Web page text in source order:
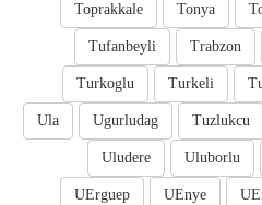
Tonya
Toprakkale
Trabzon
Tufanbeyli
Turkeli
Turkoglu
Tuzlukcu
Ugurludag
Ula
Uluborlu
Uludere
UEnye
UErguep